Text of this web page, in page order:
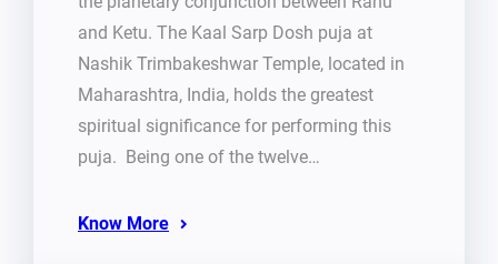
and Ketu. The Kaal Sarp Dosh puja at
Nashik Trimbakeshwar Temple, located in
Maharashtra, India, holds the greatest
spiritual significance for performing this
puja. Being one of the twelve…
Know More